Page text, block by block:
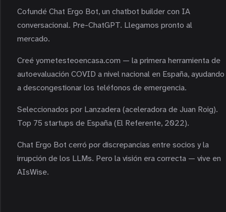
Cofundé Chat Ergo Bot, un chatbot builder con IA
conversacional. Pre-ChatGPT. Llegamos pronto al
mercado.
Creé yometesteoencasa.com — la primera herramienta de
autoevaluación COVID a nivel nacional en España, ayudando
a descongestionar los teléfonos de emergencia.
Seleccionados por Lanzadera (aceleradora de Juan Roig).
Top 75 startups de España (El Referente, 2022).
Chat Ergo Bot cerró por discrepancias entre socios y la
irrupción de los LLMs. Pero la visión era correcta — vive en
AIsWise.